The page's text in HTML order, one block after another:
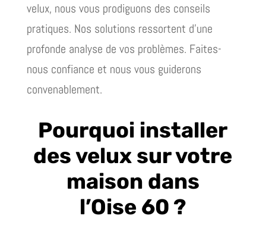
velux, nous vous prodiguons des conseils
pratiques. Nos solutions ressortent d’une
profonde analyse de vos problèmes. Faites-
nous confiance et nous vous guiderons
convenablement.
Pourquoi installer
des velux sur votre
maison dans
l’Oise 60 ?